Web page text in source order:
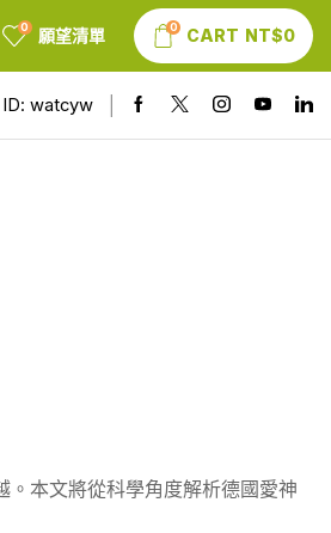
0 願望清單 0 CART NT$0
ID: watcyw
本文將從科學角度解析德國愛神